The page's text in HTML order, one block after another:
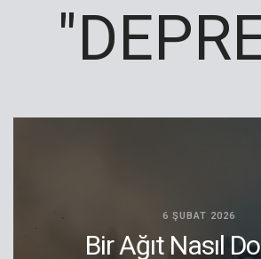
6 ŞUBAT 2026
Bir Ağıt Nasıl